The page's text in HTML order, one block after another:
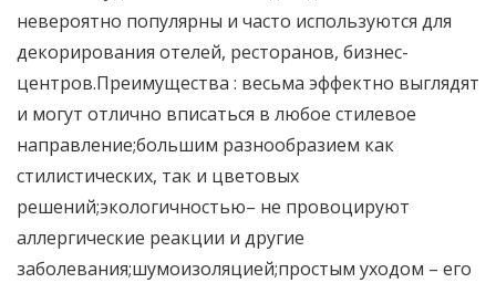
невероятно популярны и часто используются для
декорирования отелей, ресторанов, бизнес-
центров.Преимущества : весьма эффектно выглядят
и могут отлично вписаться в любое стилевое
направление;большим разнообразием как
стилистических, так и цветовых
решений;экологичностью– не провоцируют
аллергические реакции и другие
заболевания;шумоизоляцией;простым уходом – его